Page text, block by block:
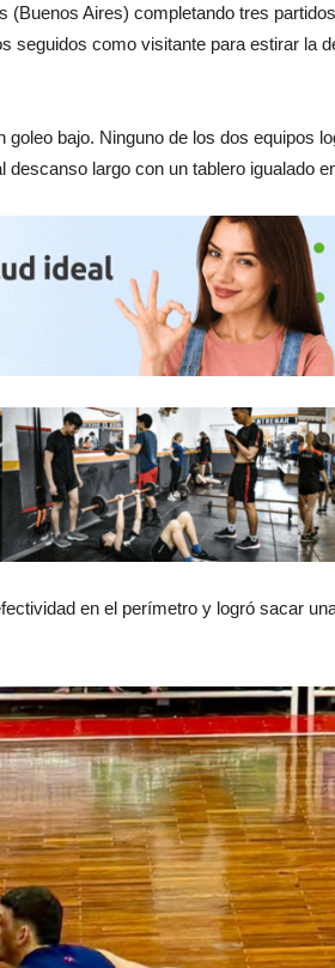
(Buenos Aires) completando tres
seguidos como visitante para estirar la
bajo. Ninguno de los dos equipos
largo con un tablero igualado
en el perímetro y logró sacar